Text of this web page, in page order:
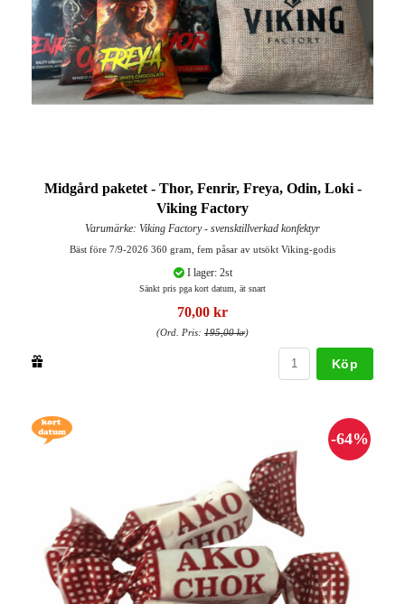
Midgård paketet - Thor, Fenrir, Freya, Odin, Loki -
Viking Factory
Varumärke: Viking Factory - svensktillverkad konfektyr
Bäst före 7/9-2026 360 gram, fem påsar av utsökt Viking-godis
I lager: 2st
Sänkt pris pga kort datum, ät snart
70,00 kr
(Ord. Pris: 195,00 kr)
Köp